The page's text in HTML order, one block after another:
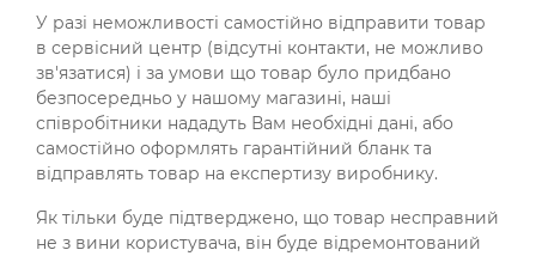
У разі неможливості самостійно відправити товар
в сервісний центр (відсутні контакти, не можливо
зв'язатися) і за умови що товар було придбано
безпосередньо у нашому магазині, наші
співробітники нададуть Вам необхідні дані, або
самостійно оформлять гарантійний бланк та
відправлять товар на експертизу виробнику.
Як тільки буде підтверджено, що товар несправний
не з вини користувача, він буде відремонтований